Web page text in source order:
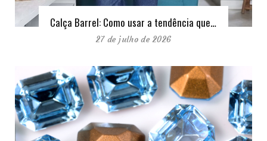
Calça Barrel: Como usar a tendência que…
27 de julho de 2026